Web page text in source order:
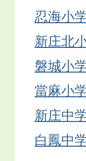
忍海小
新庄北
磐城小
當麻小
新庄中
白鳳中